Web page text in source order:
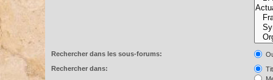
Rechercher dans les sous-forums:
Rechercher dans: